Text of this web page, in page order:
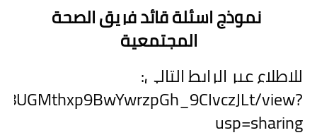
نموذج اسئلة قائد فريق الصحة
المجتمعية
للاطلاع عبر الرابط التالي:
view?
usp=sharing